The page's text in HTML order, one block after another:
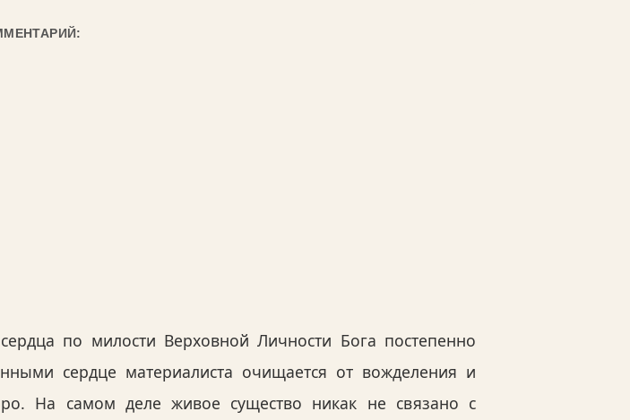
по милости Верховной Личности Бога постепенно
сердце материалиста очищается от вожделения и
На самом деле живое существо никак не связано с